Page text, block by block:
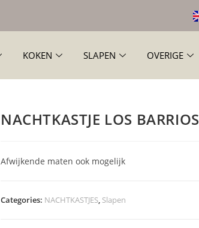
KOKEN SLAPEN OVERIGE
NACHTKASTJE LOS BARRIOS
Afwijkende maten ook mogelijk
Categories: NACHTKASTJES, Slapen